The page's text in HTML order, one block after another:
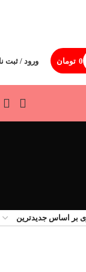
0 تومان ورود / ثبت